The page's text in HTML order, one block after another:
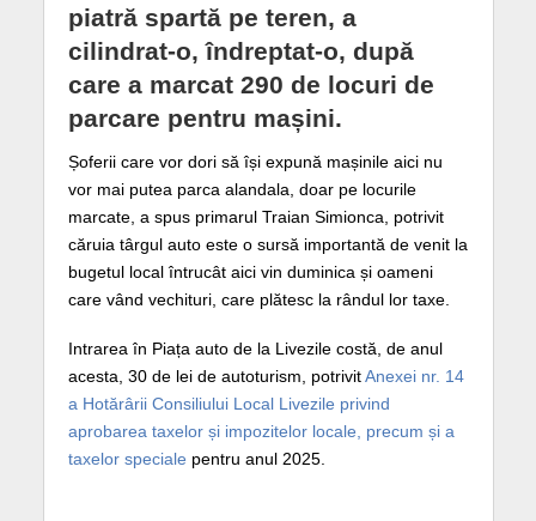
piatră spartă pe teren, a
cilindrat-o, îndreptat-o, după
care a marcat 290 de locuri de
parcare pentru mașini.
Șoferii care vor dori să își expună mașinile aici nu
vor mai putea parca alandala, doar pe locurile
marcate, a spus primarul Traian Simionca, potrivit
căruia târgul auto este o sursă importantă de venit la
bugetul local întrucât aici vin duminica și oameni
care vând vechituri, care plătesc la rândul lor taxe.
Intrarea în Piața auto de la Livezile costă, de anul
acesta, 30 de lei de autoturism, potrivitAnexei nr. 14
a Hotărârii Consiliului Local Livezile privind
aprobarea taxelor și impozitelor locale, precum și a
taxelor speciale pentru anul 2025.